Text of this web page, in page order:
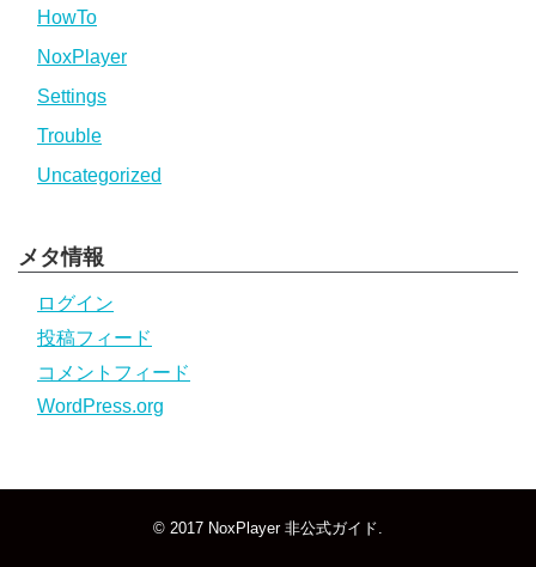
HowTo
NoxPlayer
Settings
Trouble
Uncategorized
メタ情報
ログイン
投稿フィード
コメントフィード
WordPress.org
© 2017 NoxPlayer 非公式ガイド